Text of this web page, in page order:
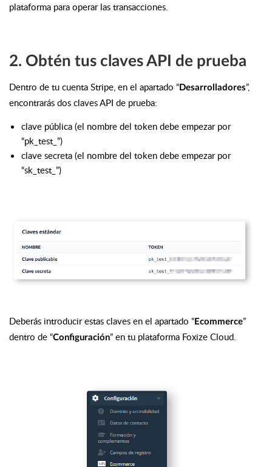
plataforma para operar las transacciones.
2. Obtén tus claves API de prueba
Dentro de tu cuenta Stripe, en el apartado “ Desarrolladores”,
encontrarás dos claves API de prueba:
clave pública (el nombre del token debe empezar por
“pk_test_”)
clave secreta (el nombre del token debe empezar por
“sk_test_”)
Deberás introducir estas claves en el apartado “ Ecommerce”
dentro de “Configuración” en tu plataforma Foxize Cloud.